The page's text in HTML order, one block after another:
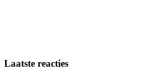
Laatste reacties